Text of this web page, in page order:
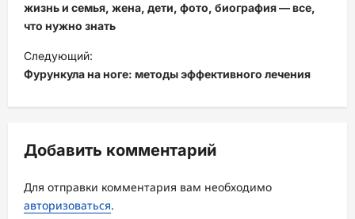
в
и
г
а
ц
я
з
а
жизнь и семья, жена, дети, фото, биография — все,
что нужно знать
Следующий:
Фурункула на ноге: методы эффективного лечения
Добавить комментарий
Для отправки комментария вам необходимо
авторизоваться.